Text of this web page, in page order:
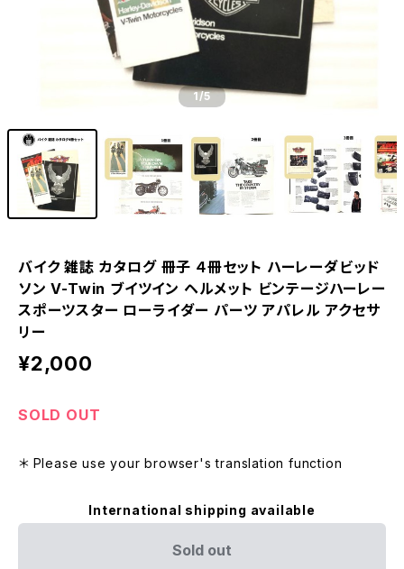
1/5
バイク 雑誌 カタログ 冊子 ４冊セット ハーレーダビッド
ソン V-Twin ブイツイン ヘルメット ビンテージハーレー
スポーツスター ローライダー パーツ アパレル アクセサ
リー
¥2,000
SOLD OUT
＊ Please use your browser's translation function
International shipping available
Sold out